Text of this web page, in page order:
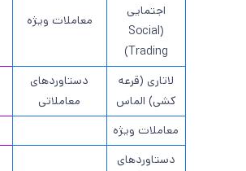
اجتمایی
(Social
Trading)
معاملات ویژه
لاتاری (قرعه
کشی) الماس
دستاوردهای
معاملاتی
معاملات ویژه
دستاوردهای